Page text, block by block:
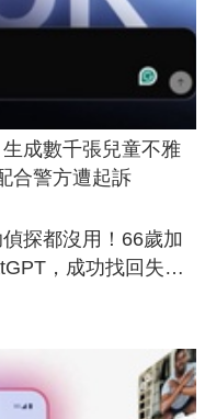
成數千張兒童不雅
合警方遭起訴
探都沒用！66歲加
，成功找回失散